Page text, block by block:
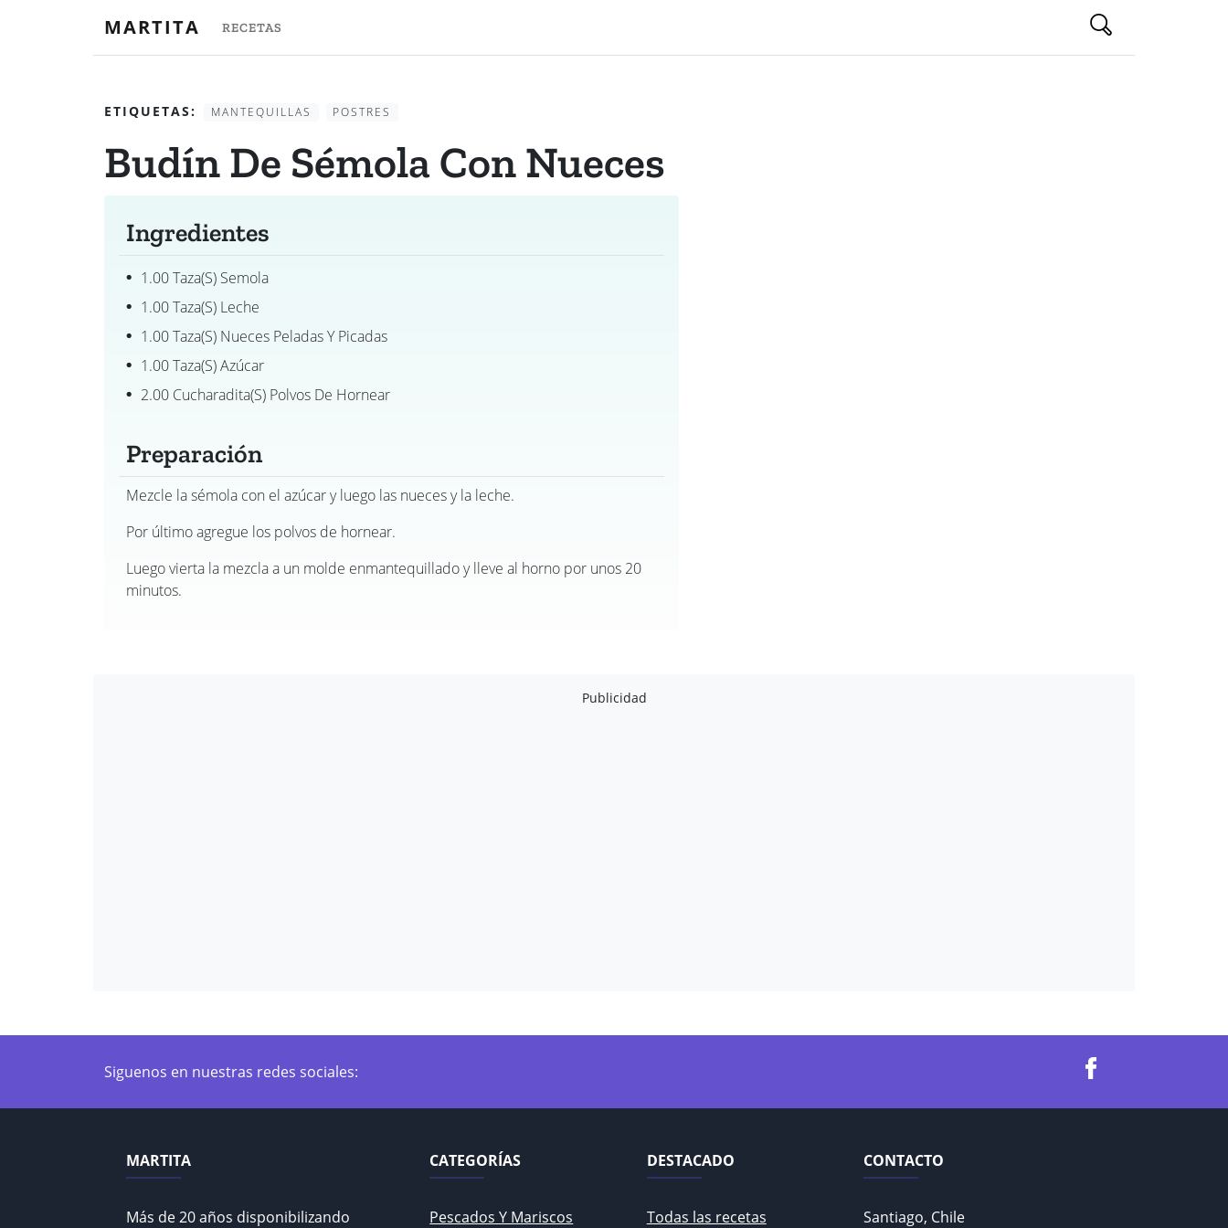
MARTITA RECETAS
ETIQUETAS: MANTEQUILLAS POSTRES
Budín De Sémola Con Nueces
Ingredientes
1.00 Taza(s) Semola
1.00 Taza(s) Leche
1.00 Taza(s) Nueces Peladas Y Picadas
1.00 Taza(s) Azúcar
2.00 Cucharadita(s) Polvos De Hornear
Preparación
Mezcle la sémola con el azúcar y luego las nueces y la leche.
Por último agregue los polvos de hornear.
Luego vierta la mezcla a un molde enmantequillado y lleve al horno por unos 20
minutos.
Publicidad
Siguenos en nuestras redes sociales:
MARTITA
Más de 20 años disponibilizando
CATEGORÍAS
Pescados Y Mariscos
DESTACADO
Todas las recetas
CONTACTO
Santiago, Chile